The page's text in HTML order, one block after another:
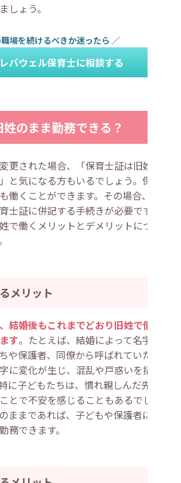
しょう。
場を続けるべきか迷ったら ／
レバウェル保育士に相談する
のまま勤務できる？
更された場合、「保育士証は旧姓のま
と気になる方もいるでしょう。保育士
働くことができます。その場合、新姓
士証に併記する手続きが必要です。こ
で働くメリットとデメリットについて
メリット
結婚後もこれまでどおり旧姓で働き続
す。たとえば、結婚によって名字が変
や保護者、同僚から呼ばれていた「〇
に変化が生じ、混乱や戸惑いを招く可
に子どもたちは、慣れ親しんだ先生の
とで不安を感じることもあるでしょ
ままであれば、子どもや保護者に親し
務できます。